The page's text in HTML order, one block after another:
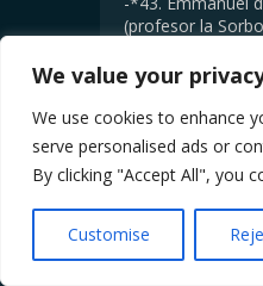
We value your
We use cookies to enhance
serve personalised ads or
By clicking "Accept All", you
Customise
(profesor la
să înţeleg la
se lăuda că sunt
coloniştilor
că în Dacia nu
măcar italici, ci
recrutaţi din
ale imperiului,
introdusă de
obârşie. Voi